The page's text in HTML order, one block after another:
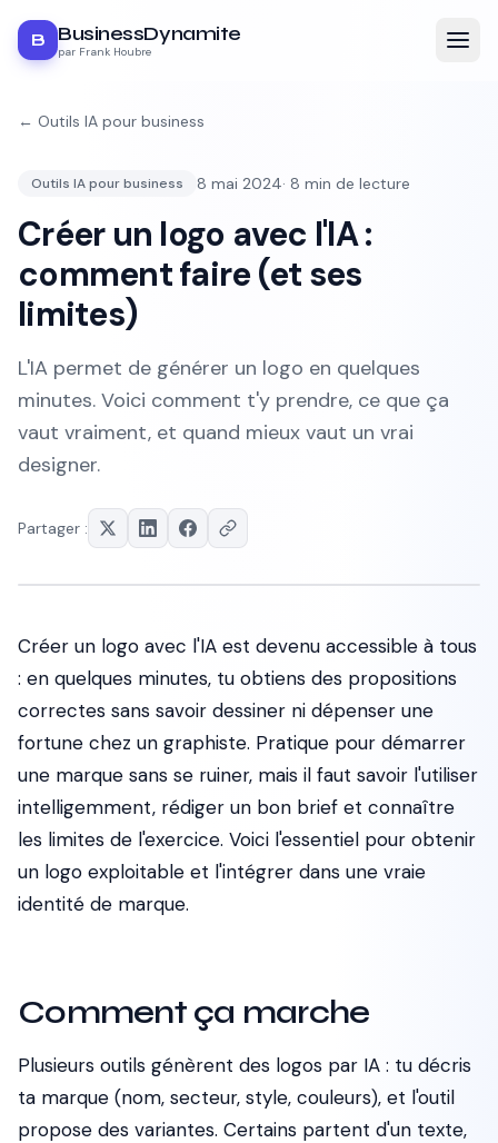
B BusinessDynamite
par Frank Houbre
← Outils IA pour business
Outils IA pour business 8 mai 2024· 8 min de lecture
Créer un logo avec l'IA :
comment faire (et ses
limites)
L'IA permet de générer un logo en quelques
minutes. Voici comment t'y prendre, ce que ça
vaut vraiment, et quand mieux vaut un vrai
designer.
Partager :
Créer un logo avec l'IA est devenu accessible à tous
: en quelques minutes, tu obtiens des propositions
correctes sans savoir dessiner ni dépenser une
fortune chez un graphiste. Pratique pour démarrer
une marque sans se ruiner, mais il faut savoir l'utiliser
intelligemment, rédiger un bon brief et connaître
les limites de l'exercice. Voici l'essentiel pour obtenir
un logo exploitable et l'intégrer dans une vraie
identité de marque.
Comment ça marche
Plusieurs outils génèrent des logos par IA : tu décris
ta marque (nom, secteur, style, couleurs), et l'outil
propose des variantes. Certains partent d'un texte,